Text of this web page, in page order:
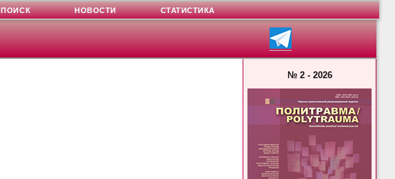
№ 2 - 2026
ПОИСК НОВОСТИ СТАТИСТИКА